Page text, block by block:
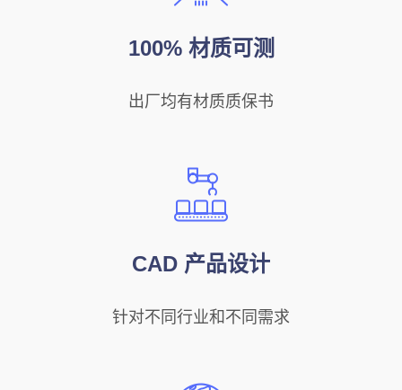
100% 材质可测
出厂均有材质质保书
CAD 产品设计
针对不同行业和不同需求